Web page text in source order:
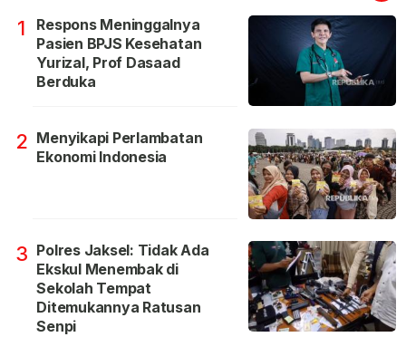
1
Respons Meninggalnya
Pasien BPJS Kesehatan
Yurizal, Prof Dasaad
Berduka
2 Menyikapi Perlambatan
Ekonomi Indonesia
3 Polres Jaksel: Tidak Ada
Ekskul Menembak di
Sekolah Tempat
Ditemukannya Ratusan
Senpi